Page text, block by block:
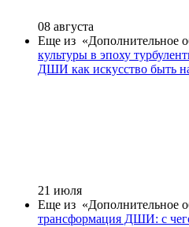
08 августа
Еще из «Дополнительное
культуры в эпоху
ДШИ как искусство быть
21 июля
Еще из «Дополнительное
трансформация ДШИ: с